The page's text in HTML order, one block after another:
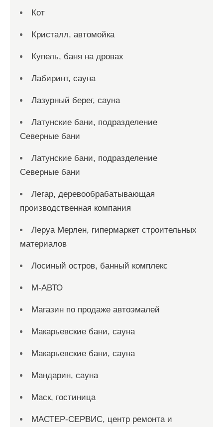
Кот
Кристалл, автомойка
Купель, баня на дровах
Лабиринт, сауна
Лазурный берег, сауна
Латунские бани, подразделение
Северные бани
Латунские бани, подразделение
Северные бани
Легар, деревообрабатывающая
производственная компания
Леруа Мерлен, гипермаркет строительных
материалов
Лосиный остров, банный комплекс
М-АВТО
Магазин по продаже автоэмалей
Макарьевские бани, сауна
Макарьевские бани, сауна
Мандарин, сауна
Маск, гостиница
МАСТЕР-СЕРВИС, центр ремонта и